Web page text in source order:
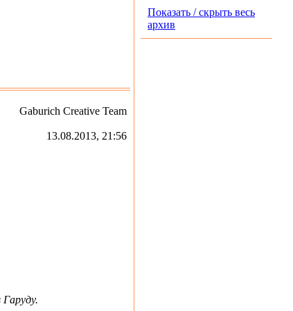
Gaburich Creative Team
13.08.2013, 21:56
Показать / скрыть весь
архив